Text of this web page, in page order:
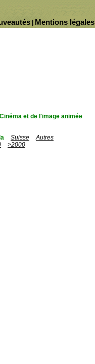
Mentions légales
et de l'image animée
Suisse
Autres
>2000